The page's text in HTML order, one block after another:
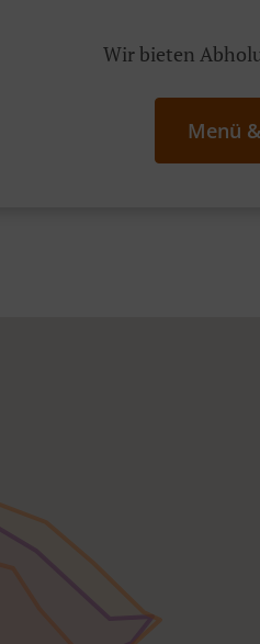
Wir bieten
Menü